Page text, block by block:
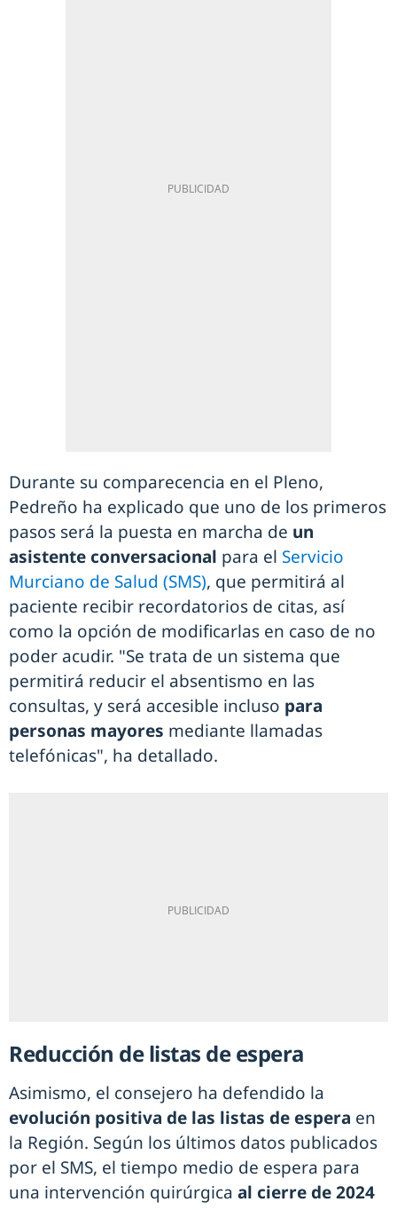
Durante su comparecencia en el Pleno,
Pedreño ha explicado que uno de los primeros
pasos será la puesta en marcha de un
asistente conversacional para el Servicio
Murciano de Salud (SMS), que permitirá al
paciente recibir recordatorios de citas, así
como la opción de modificarlas en caso de no
poder acudir. "Se trata de un sistema que
permitirá reducir el absentismo en las
consultas, y será accesible incluso para
personas mayores mediante llamadas
telefónicas", ha detallado.
Reducción de listas de espera
Asimismo, el consejero ha defendido la
evolución positiva de las listas de espera en
la Región. Según los últimos datos publicados
por el SMS, el tiempo medio de espera para
una intervención quirúrgica al cierre de 2024